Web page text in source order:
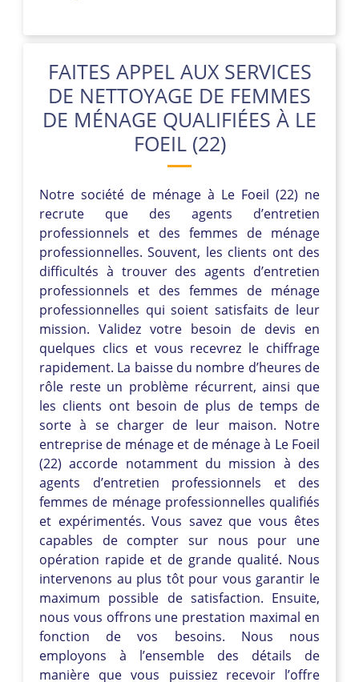
FAITES APPEL AUX SERVICES
DE NETTOYAGE DE FEMMES
DE MÉNAGE QUALIFIÉES À LE
FOEIL (22)
Notre société de ménage à Le Foeil (22) ne
recrute que des agents d’entretien
professionnels et des femmes de ménage
professionnelles. Souvent, les clients ont des
difficultés à trouver des agents d’entretien
professionnels et des femmes de ménage
professionnelles qui soient satisfaits de leur
mission. Validez votre besoin de devis en
quelques clics et vous recevrez le chiffrage
rapidement. La baisse du nombre d’heures de
rôle reste un problème récurrent, ainsi que
les clients ont besoin de plus de temps de
sorte à se charger de leur maison. Notre
entreprise de ménage et de ménage à Le Foeil
(22) accorde notamment du mission à des
agents d’entretien professionnels et des
femmes de ménage professionnelles qualifiés
et expérimentés. Vous savez que vous êtes
capables de compter sur nous pour une
opération rapide et de grande qualité. Nous
intervenons au plus tôt pour vous garantir le
maximum possible de satisfaction. Ensuite,
nous vous offrons une prestation maximal en
fonction de vos besoins. Nous nous
employons à l’ensemble des détails de
manière que vous puissiez recevoir l’offre